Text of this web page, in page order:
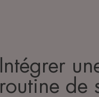
Intégrer
routine de